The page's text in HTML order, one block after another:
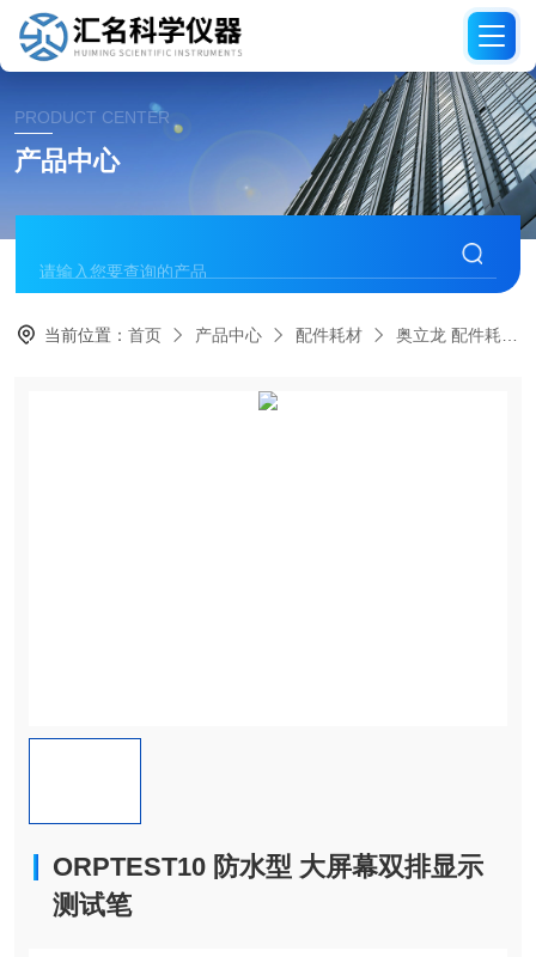
PRODUCT CENTER
产品中心
当前位置：首页 产品中心 配件耗材 奥立龙 配件耗材
ORPTEST10 防水型 大屏幕双排显示
测试笔